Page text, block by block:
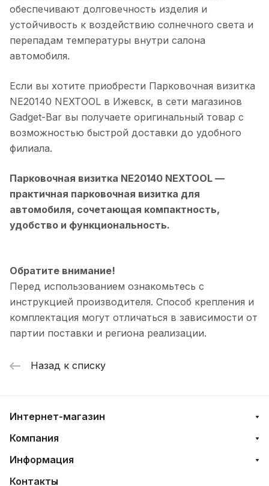
обеспечивают долговечность изделия и
устойчивость к воздействию солнечного света и
перепадам температуры внутри салона
автомобиля.
Если вы хотите приобрести Парковочная визитка
NE20140 NEXTOOL в Ижевск, в сети магазинов
Gadget-Bar вы получаете оригинальный товар с
возможностью быстрой доставки до удобного
филиала.
Парковочная визитка NE20140 NEXTOOL —
практичная парковочная визитка для
автомобиля, сочетающая компактность,
удобство и функциональность.
Обратите внимание!
Перед использованием ознакомьтесь с
инструкцией производителя. Способ крепления и
комплектация могут отличаться в зависимости от
партии поставки и региона реализации.
Назад к списку
Интернет-магазин
Компания
Информация
Контакты